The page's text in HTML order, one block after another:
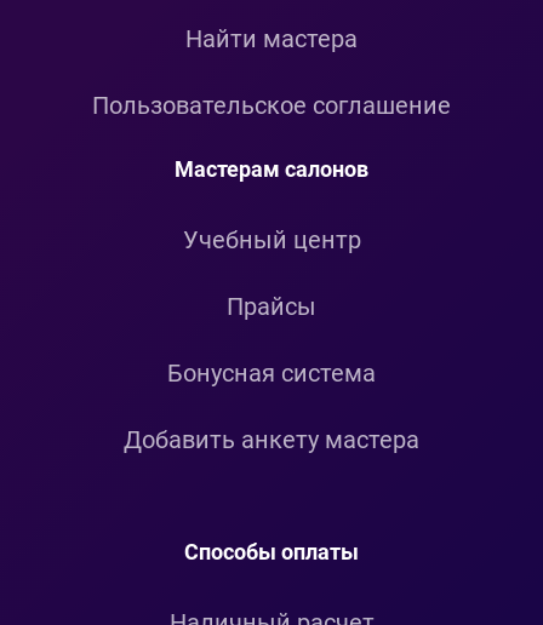
Найти мастера
Пользовательское соглашение
Мастерам салонов
Учебный центр
Прайсы
Бонусная система
Добавить анкету мастера
Способы оплаты